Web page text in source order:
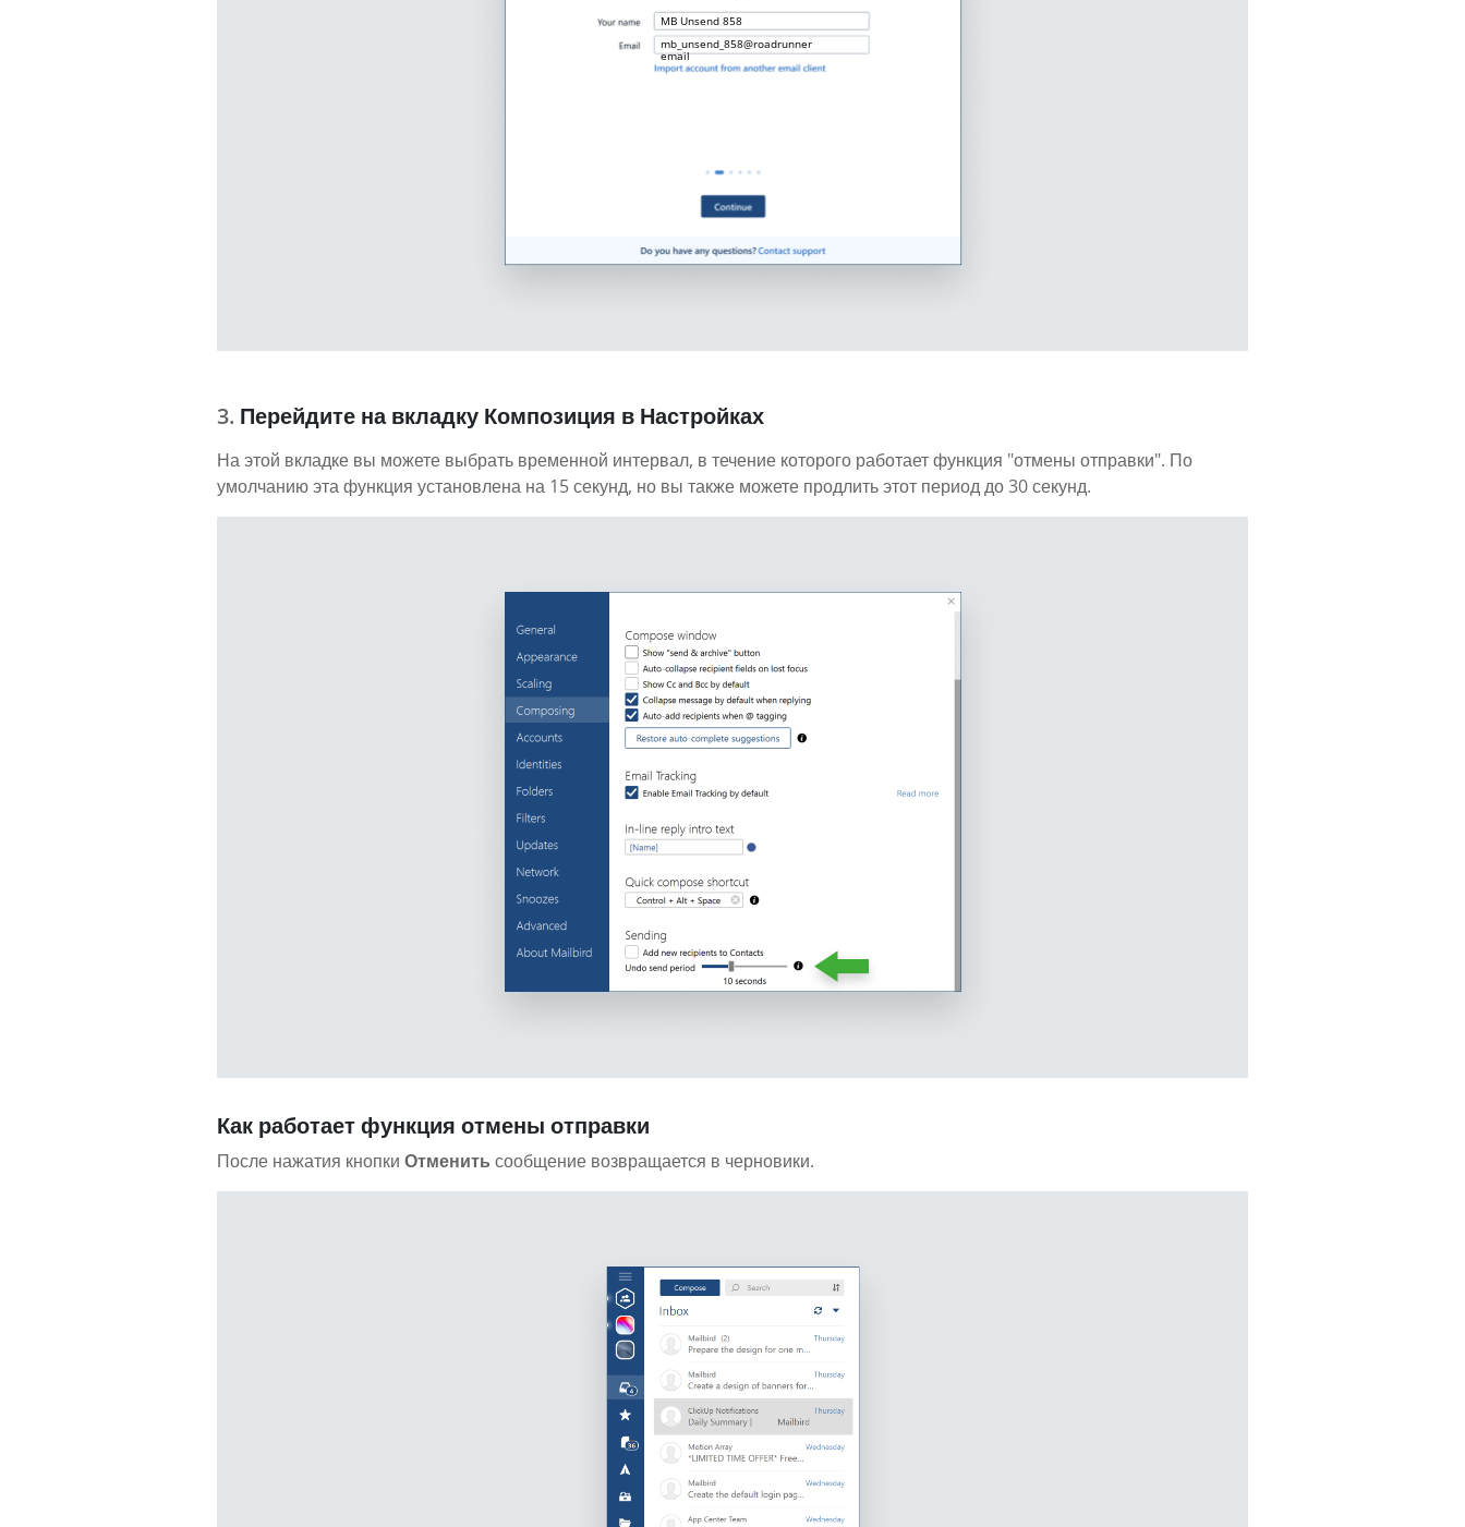
MB Unsend 858
mb_unsend_858@roadrunner
email
Перейдите на вкладку Композиция в Настройках
На этой вкладке вы можете выбрать временной интервал, в течение которого работает функция "отмены отправки". По
умолчанию эта функция установлена на 15 секунд, но вы также можете продлить этот период до 30 секунд.
Как работает функция отмены отправки
После нажатия кнопки Отменить сообщение возвращается в черновики.